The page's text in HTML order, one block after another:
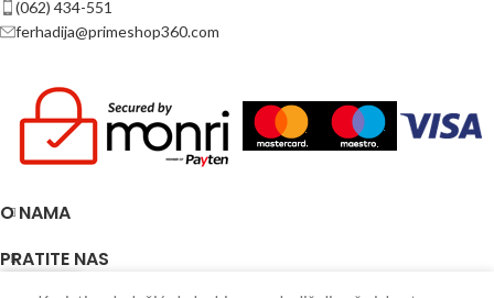
(062) 434-551
ferhadija@primeshop360.com
O NAMA
PRATITE NAS